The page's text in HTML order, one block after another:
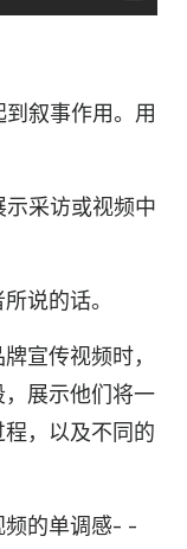
叙事作用。用
采访或视频中
说的话。
宣传视频时，
展示他们将一
，以及不同的
的单调感- -